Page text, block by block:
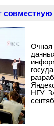
Очная
НГУ.